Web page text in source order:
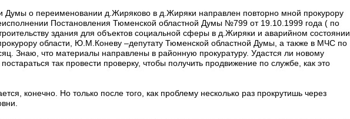
Думы о переименовании д.Жиряково в д.Жиряки направлен повторно мной прокурору
Постановления Тюменской областной Думы №799 от 19.10.1999 года ( по
здания для объектов социальной сферы в д.Жиряки и аварийном состоянии
области, Ю.М.Коневу –депутату Тюменской областной Думы, а также в МЧС по
Знаю, что материалы направлены в районную прокуратуру. Удастся ли новому
так провести проверку, чтобы получить продвижение по службе, как это
конечно. Но только после того, как проблему несколько раз прокрутишь через